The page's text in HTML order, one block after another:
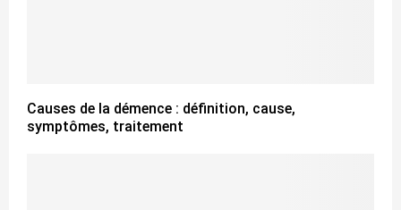
Causes de la démence : définition, cause,
symptômes, traitement